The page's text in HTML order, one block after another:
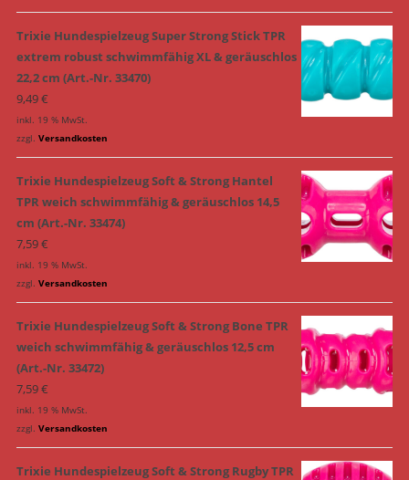
Trixie Hundespielzeug Super Strong Stick TPR
extrem robust schwimmfähig XL & geräuschlos
22,2 cm (Art.-Nr. 33470)
9,49€
inkl. 19 % MwSt.
zzgl. Versandkosten
Trixie Hundespielzeug Soft & Strong Hantel
TPR weich schwimmfähig & geräuschlos 14,5
cm (Art.-Nr. 33474)
7,59€
inkl. 19 % MwSt.
zzgl. Versandkosten
Trixie Hundespielzeug Soft & Strong Bone TPR
weich schwimmfähig & geräuschlos 12,5 cm
(Art.-Nr. 33472)
7,59€
inkl. 19 % MwSt.
zzgl. Versandkosten
Trixie Hundespielzeug Soft & Strong Rugby TPR